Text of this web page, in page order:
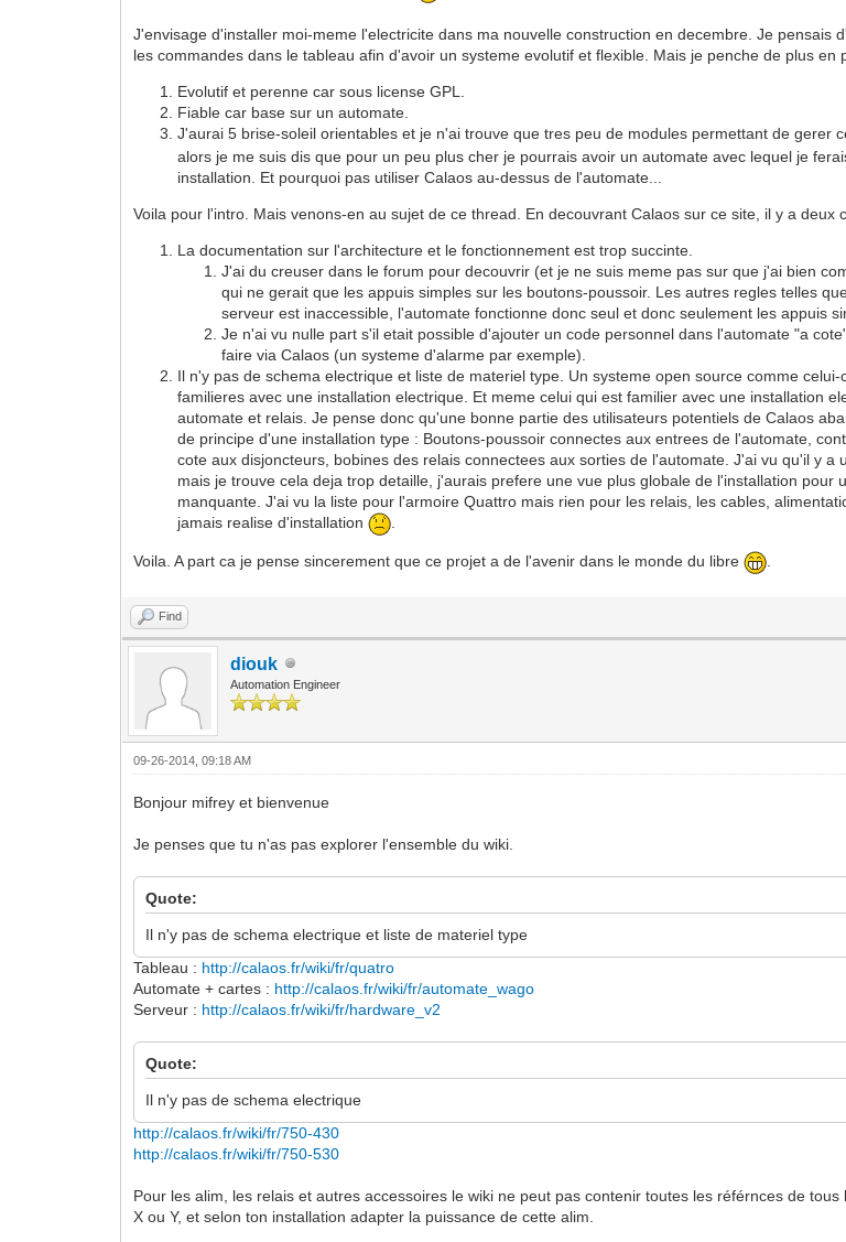
J'envisage d'installer moi-meme l'electricite dans ma nouvelle construction en decembre. Je
les commandes dans le tableau afin d'avoir un systeme evolutif et flexible. Mais je penche de plus
Evolutif et perenne car sous license GPL.
Fiable car base sur un automate.
J'aurai 5 brise-soleil orientables et je n'ai trouve que tres peu de modules permettant de gerer
alors je me suis dis que pour un peu plus cher je pourrais avoir un automate avec lequel je
installation. Et pourquoi pas utiliser Calaos au-dessus de l'automate...
Voila pour l'intro. Mais venons-en au sujet de ce thread. En decouvrant Calaos sur ce site, il y a
La documentation sur l'architecture et le fonctionnement est trop succinte.
J'ai du creuser dans le forum pour decouvrir (et je ne suis meme pas sur que j'ai bien
qui ne gerait que les appuis simples sur les boutons-poussoir. Les autres regles telles
serveur est inaccessible, l'automate fonctionne donc seul et donc seulement les appuis
Je n'ai vu nulle part s'il etait possible d'ajouter un code personnel dans l'automate "a
faire via Calaos (un systeme d'alarme par exemple).
Il n'y pas de schema electrique et liste de materiel type. Un systeme open source comme
familieres avec une installation electrique. Et meme celui qui est familier avec une installation
automate et relais. Je pense donc qu'une bonne partie des utilisateurs potentiels de Calaos
de principe d'une installation type : Boutons-poussoir connectes aux entrees de l'automate,
cote aux disjoncteurs, bobines des relais connectees aux sorties de l'automate. J'ai vu qu'il y
mais je trouve cela deja trop detaille, j'aurais prefere une vue plus globale de l'installation
manquante. J'ai vu la liste pour l'armoire Quattro mais rien pour les relais, les cables,
jamais realise d'installation
Voila. A part ca je pense sincerement que ce projet a de l'avenir dans le monde du libre
Find
diouk
Automation Engineer
09-26-2014, 09:18 AM
Bonjour mifrey et bienvenue
Je penses que tu n'as pas explorer l'ensemble du wiki.
Quote:
Il n'y pas de schema electrique et liste de materiel type
Tableau : http://calaos.fr/wiki/fr/quatro
Automate + cartes : http://calaos.fr/wiki/fr/automate_wago
Serveur : http://calaos.fr/wiki/fr/hardware_v2
Quote:
Il n'y pas de schema electrique
http://calaos.fr/wiki/fr/750-430
http://calaos.fr/wiki/fr/750-530
Pour les alim, les relais et autres accessoires le wiki ne peut pas contenir toutes les référnces de
X ou Y, et selon ton installation adapter la puissance de cette alim.